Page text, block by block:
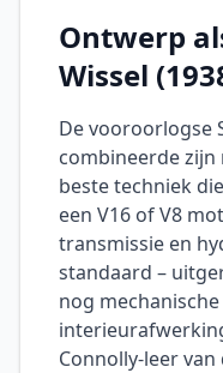
Ontwerp
Wissel
De vooroorlogse
combineerde
beste techniek
een V16 of V8
transmissie en
standaard –
nog
Connolly-leer